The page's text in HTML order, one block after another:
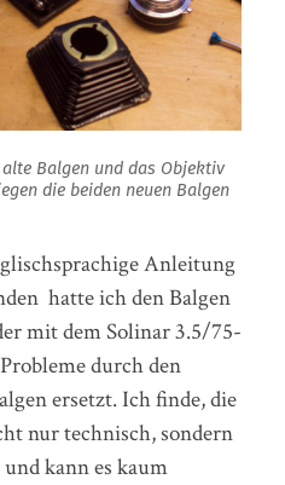
Balgen und das Objektiv
die beiden neuen Balgen
Anleitung
hatte ich den Balgen
mit dem Solinar 3.5/75-
durch den
ersetzt. Ich finde, die
nur technisch, sondern
kann es kaum